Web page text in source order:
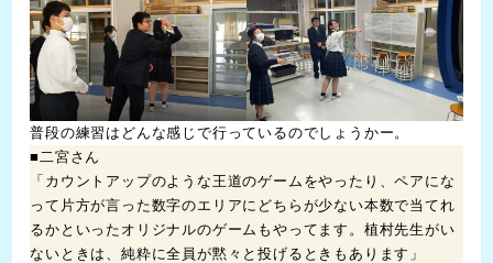
普段の練習はどんな感じで行っているのでしょうかー。
■二宮さん
「カウントアップのような王道のゲームをやったり、ペアにな
って片方が言った数字のエリアにどちらが少ない本数で当てれ
るかといったオリジナルのゲームもやってます。植村先生がい
ないときは、純粋に全員が黙々と投げるときもあります」